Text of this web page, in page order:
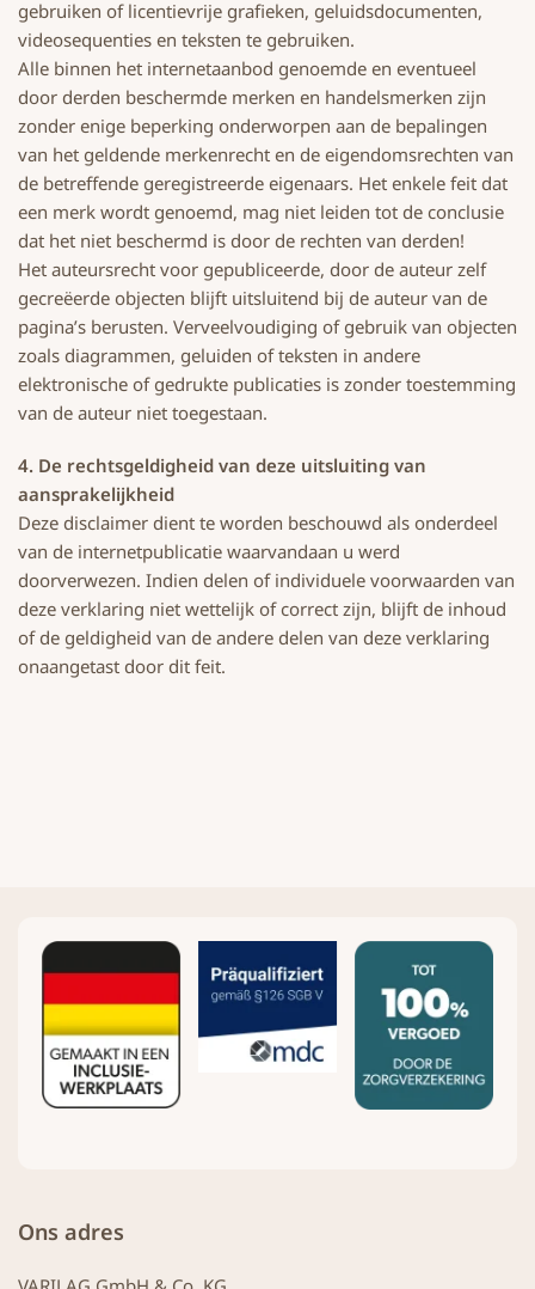
gebruiken of licentievrije grafieken, geluidsdocumenten,
videosequenties en teksten te gebruiken.
Alle binnen het internetaanbod genoemde en eventueel
door derden beschermde merken en handelsmerken zijn
zonder enige beperking onderworpen aan de bepalingen
van het geldende merkenrecht en de eigendomsrechten van
de betreffende geregistreerde eigenaars. Het enkele feit dat
een merk wordt genoemd, mag niet leiden tot de conclusie
dat het niet beschermd is door de rechten van derden!
Het auteursrecht voor gepubliceerde, door de auteur zelf
gecreëerde objecten blijft uitsluitend bij de auteur van de
pagina’s berusten. Verveelvoudiging of gebruik van objecten
zoals diagrammen, geluiden of teksten in andere
elektronische of gedrukte publicaties is zonder toestemming
van de auteur niet toegestaan.
4. De rechtsgeldigheid van deze uitsluiting van
aansprakelijkheid
Deze disclaimer dient te worden beschouwd als onderdeel
van de internetpublicatie waarvandaan u werd
doorverwezen. Indien delen of individuele voorwaarden van
deze verklaring niet wettelijk of correct zijn, blijft de inhoud
of de geldigheid van de andere delen van deze verklaring
onaangetast door dit feit.
Ons adres